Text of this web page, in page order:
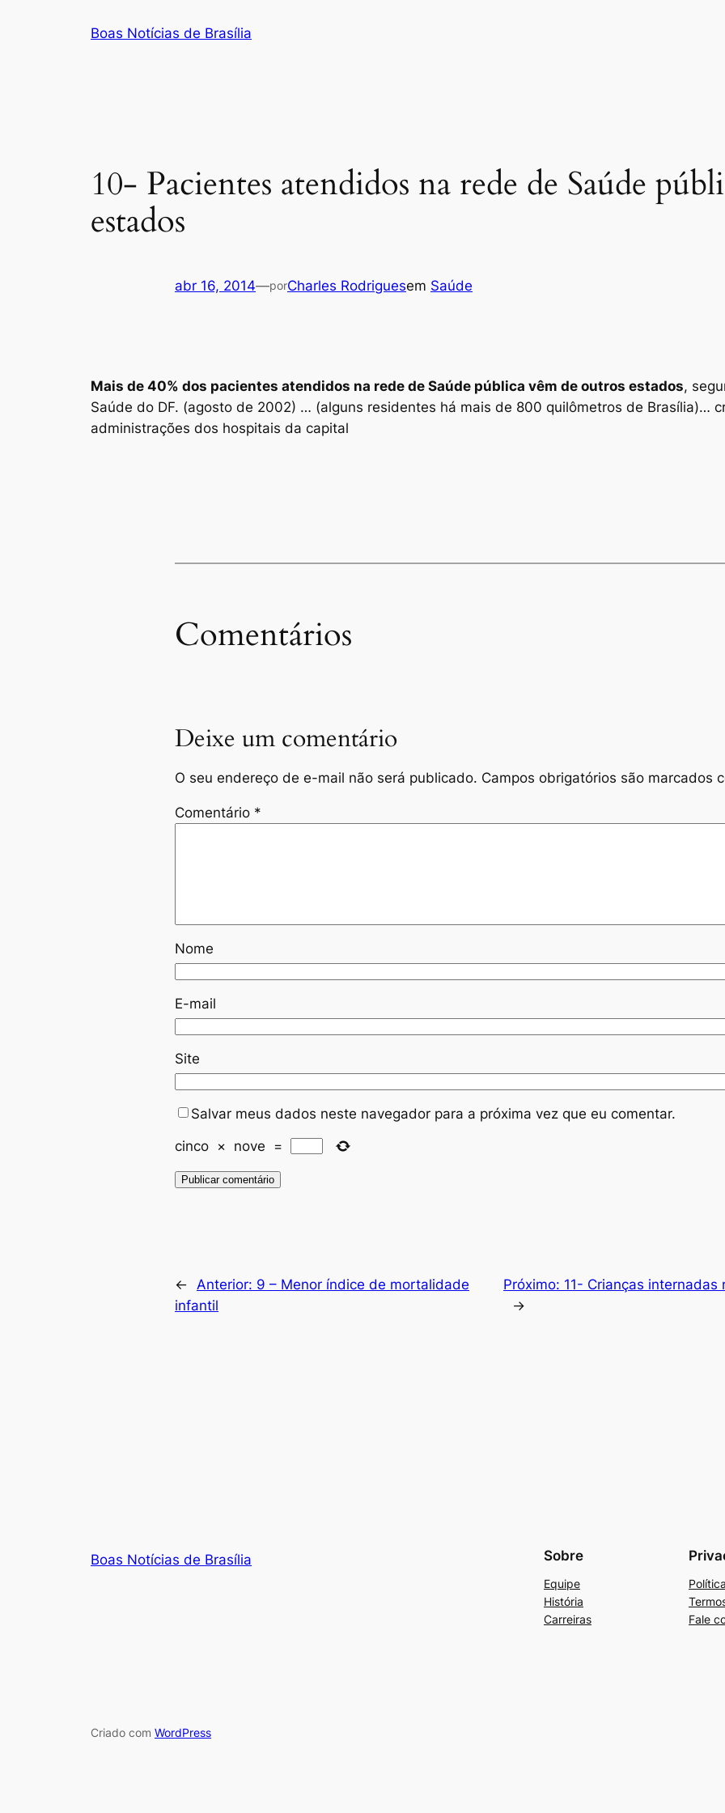
Boas Notícias de Brasília
10- Pacientes atendidos na rede de Saúde
estados
abr 16, 2014—porCharles Rodriguesem Saúde
Mais de 40% dos pacientes atendidos na rede de Saúde pública vêm de outros estados,
Saúde do DF. (agosto de 2002) … (alguns residentes há mais de 800 quilômetros de Brasília)…
administrações dos hospitais da capital
Comentários
Deixe um comentário
O seu endereço de e-mail não será publicado. Campos obrigatórios são marcados
Comentário *
Nome
E-mail
Site
Salvar meus dados neste navegador para a próxima vez que eu comentar.
cinco × nove =
← Anterior: 9 – Menor índice de mortalidade
infantil
Próximo: 11- Crianças
→
Boas Notícias de Brasília Sobre
Equipe
História
Carreiras
Fale
Criado com WordPress